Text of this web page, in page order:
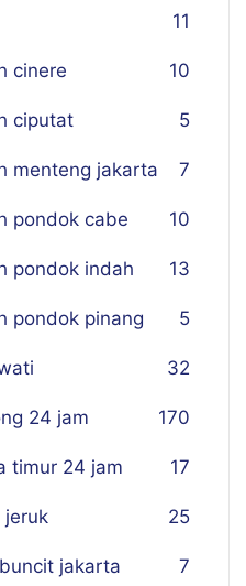
11
cinere 10
ciputat 5
menteng jakarta 7
pondok cabe 10
pondok indah 13
pondok pinang 5
32
24 jam 170
timur 24 jam 17
jeruk 25
jakarta 7